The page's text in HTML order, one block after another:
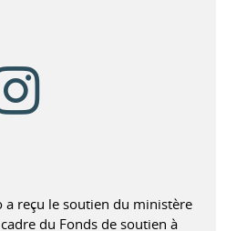
a reçu le soutien du ministère
du Fonds de soutien à